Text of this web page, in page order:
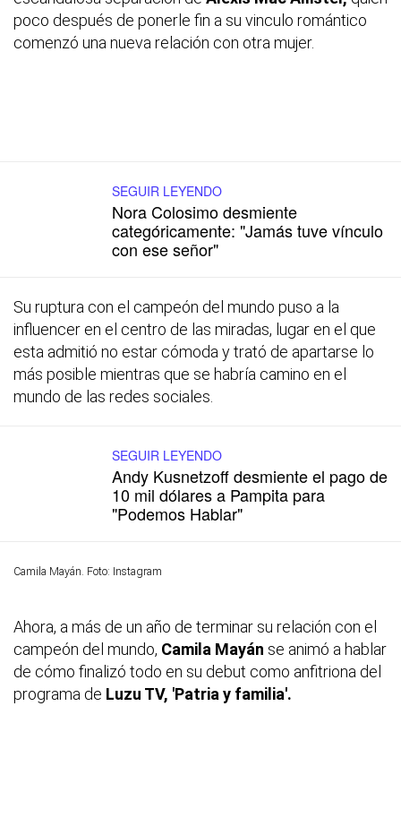
poco después de ponerle fin a su vinculo romántico
comenzó una nueva relación con otra mujer.
SEGUIR LEYENDO
Nora Colosimo desmiente
categóricamente: "Jamás tuve vínculo
con ese señor"
Su ruptura con el campeón del mundo puso a la
influencer en el centro de las miradas, lugar en el que
esta admitió no estar cómoda y trató de apartarse lo
más posible mientras que se habría camino en el
mundo de las redes sociales.
SEGUIR LEYENDO
Andy Kusnetzoff desmiente el pago de
10 mil dólares a Pampita para
"Podemos Hablar"
Camila Mayán. Foto: Instagram
Ahora, a más de un año de terminar su relación con el
campeón del mundo, Camila Mayán se animó a hablar
de cómo finalizó todo en su debut como anfitriona del
programa de Luzu TV, 'Patria y familia'.